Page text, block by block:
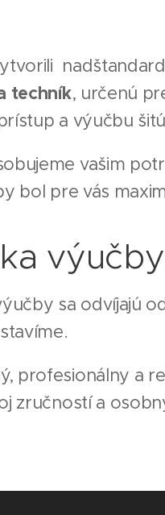
techník, určenú
a výučbu
vašim
bol pre vás
sa odvíjajú
profesionálny a
zručností a